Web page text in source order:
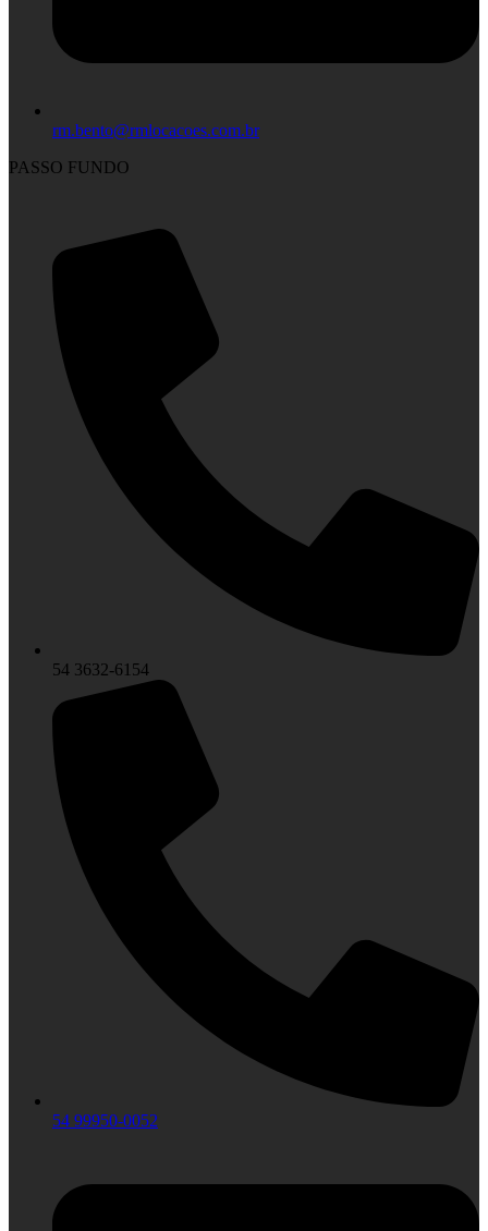
rm.bento@rmlocacoes.com.br
PASSO FUNDO
54 3632-6154
54 99950-0052